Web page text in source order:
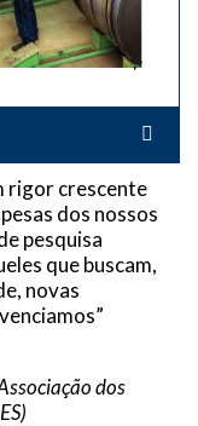
rigor crescente
dos nossos
pesquisa
que buscam,
novas
dos